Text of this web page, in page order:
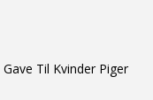
Til Kvinder Piger